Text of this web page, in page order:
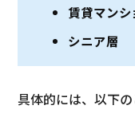
賃貸マン
シニア層
具体的には、以下の